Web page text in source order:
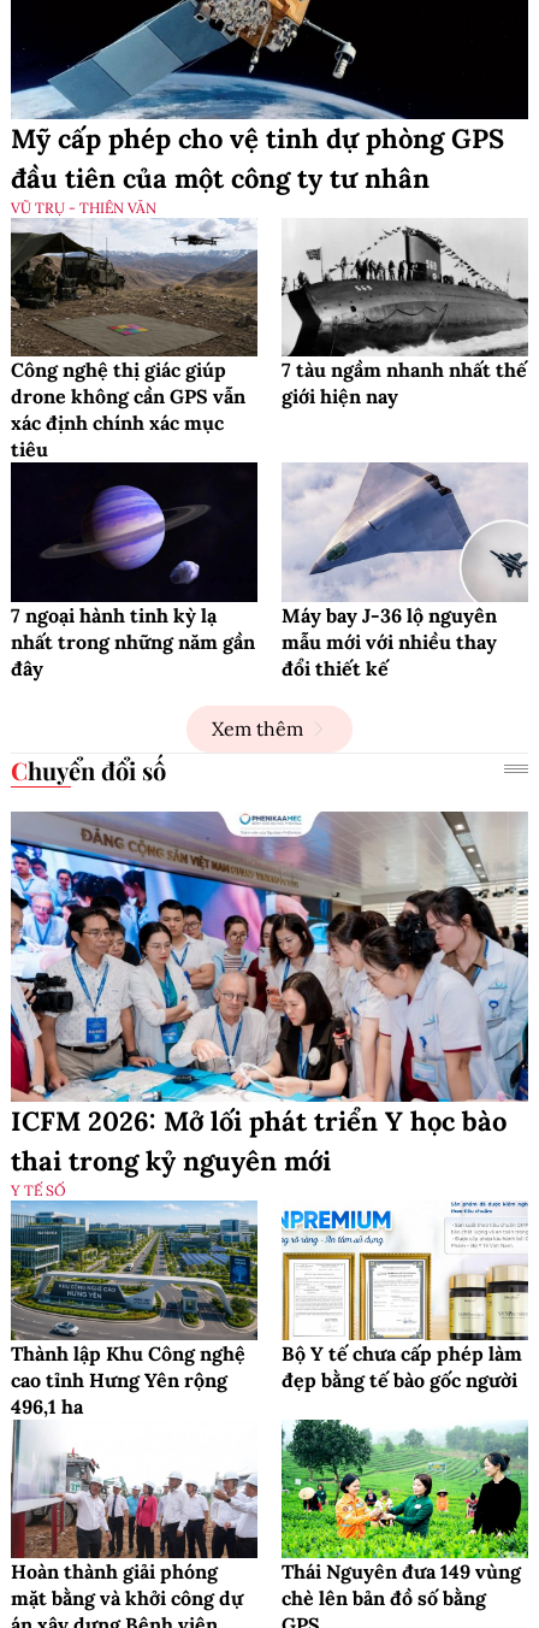
Mỹ cấp phép cho vệ tinh dự phòng GPS
đầu tiên của một công ty tư nhân
VŨ TRỤ - THIÊN VĂN
Công nghệ thị giác giúp
drone không cần GPS vẫn
xác định chính xác mục
tiêu
7 tàu ngầm nhanh nhất thế
giới hiện nay
7 ngoại hành tinh kỳ lạ
nhất trong những năm gần
đây
Máy bay J-36 lộ nguyên
mẫu mới với nhiều thay
đổi thiết kế
Xem thêm
Chuyển đổi số
ICFM 2026: Mở lối phát triển Y học bào
thai trong kỷ nguyên mới
Y TẾ SỐ
Thành lập Khu Công nghệ
cao tỉnh Hưng Yên rộng
496,1 ha
Bộ Y tế chưa cấp phép làm
đẹp bằng tế bào gốc người
Hoàn thành giải phóng
mặt bằng và khởi công dự
Thái Nguyên đưa 149 vùng
chè lên bản đồ số bằng